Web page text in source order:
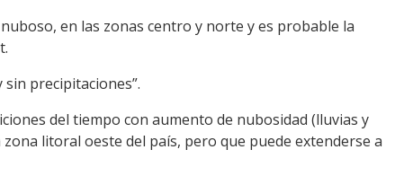
en las zonas centro y norte y es probable la
precipitaciones”.
del tiempo con aumento de nubosidad (lluvias y
litoral oeste del país, pero que puede extenderse a